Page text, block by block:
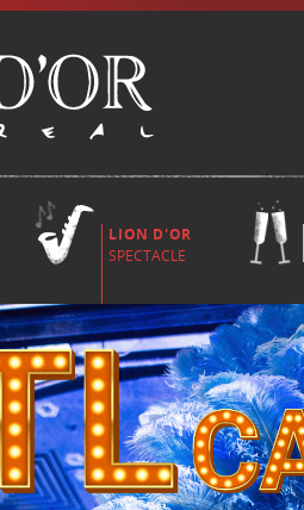
LION D'OR
SPECTACLE